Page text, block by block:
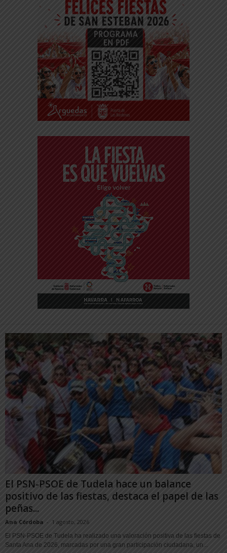
El PSN-PSOE de Tudela hace un balance
positivo de las fiestas, destaca el papel de las
peñas...
Ana Córdoba - 1 agosto, 2026
El PSN-PSOE de Tudela ha realizado una valoración positiva de las fiestas de
Santa Ana de 2026, marcadas por una gran participación ciudadana, un...